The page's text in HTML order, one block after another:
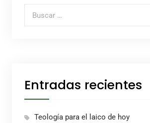
Entradas recientes
Teología para el laico de hoy